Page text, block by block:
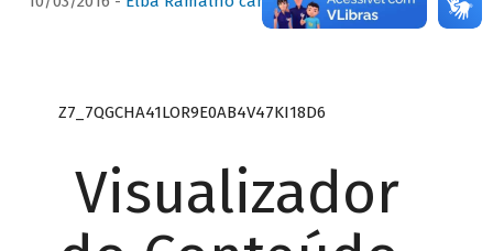
Z7_7QGCHA41LOR9E0AB4V47KI18D6
Visualizador